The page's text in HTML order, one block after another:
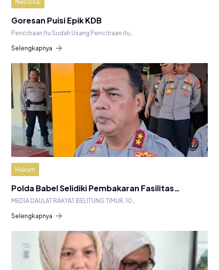
Nasional
Goresan Puisi Epik KDB
Pencitraan Itu Sudah Usang Pencitraan itu…
Selengkapnya
Hukum
Polda Babel Selidiki Pembakaran Fasilitas…
MEDIA DAULAT RAKYAT BELITUNG TIMUR, 10…
Selengkapnya